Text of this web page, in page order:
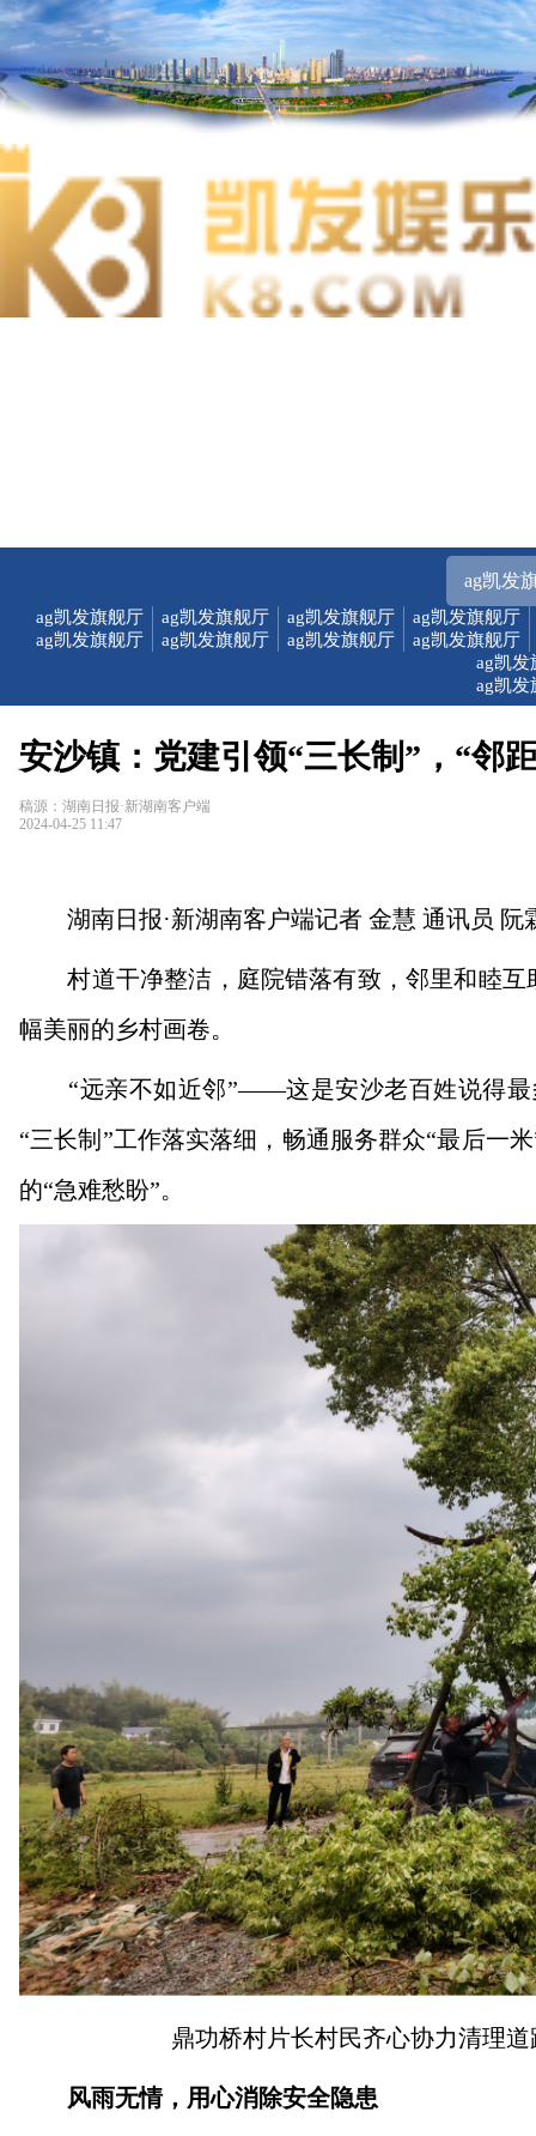
ag凯发
ag凯发旗舰厅
ag凯发旗舰厅
ag凯发旗舰厅
ag凯发旗舰厅
ag凯发旗舰厅
ag凯发旗舰厅
ag凯发旗舰厅
ag凯发旗舰厅
ag凯发
ag凯发
安沙镇：党建引领“三长制”，“邻
稿源：湖南日报·新湖南客户端
2024-04-25 11:47
湖南日报·新湖南客户端记者 金慧 通讯员 阮
村道干净整洁，庭院错落有致，邻里和睦互
幅美丽的乡村画卷。
“远亲不如近邻”——这是安沙老百姓说得最
“三长制”工作落实落细，畅通服务群众“最后一
的“急难愁盼”。
鼎功桥村片长村民齐心协力清理
风雨无情，用心消除安全隐患